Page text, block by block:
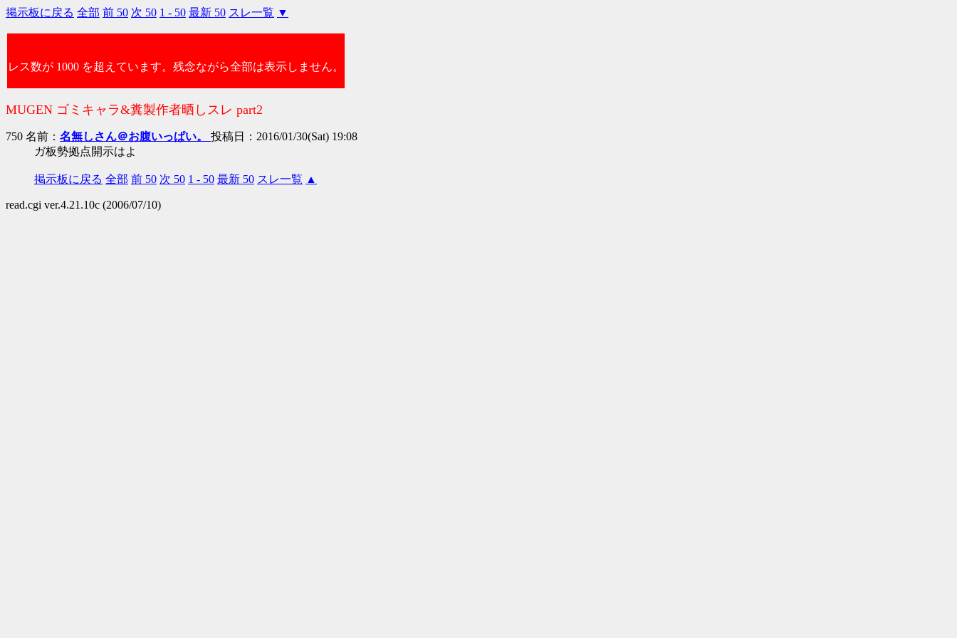
掲示板に戻る 全部 前 50 次 50 1 - 50 最新 50 スレ一覧 ▼
レス数が 1000 を超えています。残念ながら全部は表示しません。
MUGEN ゴミキャラ&糞製作者晒しスレ part2
750 名前： 名無しさん＠お腹いっぱい。 投稿日：2016/01/30(Sat) 19:08
ガ板勢拠点開示はよ
掲示板に戻る 全部 前 50 次 50 1 - 50 最新 50 スレ一覧 ▲
read.cgi ver.4.21.10c (2006/07/10)